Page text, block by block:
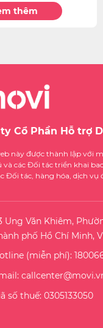
thêm
Cổ Phần Hỗ trợ
này được thành lập với
và các Đối tác triển khai
Đối tác, hàng hóa, dịch
Ung Văn Khiêm,
phố Hồ Chí Minh,
(miễn phí):
số thuế: 0305133050